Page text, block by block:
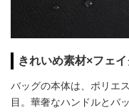
きれいめ素材×フェ
バッグの本体は、ポリエ
目。華奢なハンドルとバ